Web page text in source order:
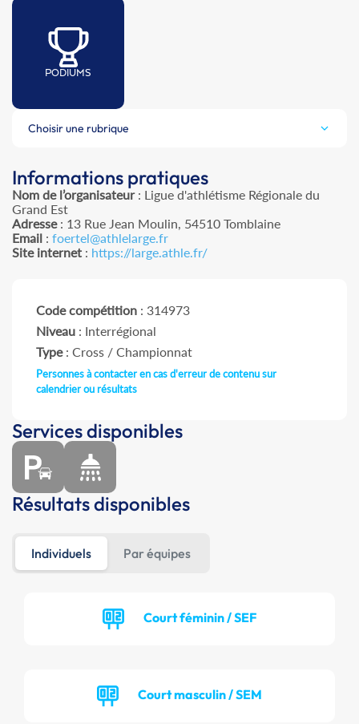
PODIUMS
Choisir une rubrique
Informations pratiques
Nom de l’organisateur: Ligue d'athlétisme Régionale du
Grand Est
Adresse: 13 Rue Jean Moulin, 54510 Tomblaine
Email : foertel@athlelarge.fr
Site internet : https://large.athle.fr/
Code compétition : 314973
Niveau : Interrégional
Type: Cross / Championnat
Personnes à contacter en cas d'erreur de contenu sur
calendrier ou résultats
Services disponibles
Résultats disponibles
Individuels Par équipes
Court féminin / SEF
Court masculin / SEM